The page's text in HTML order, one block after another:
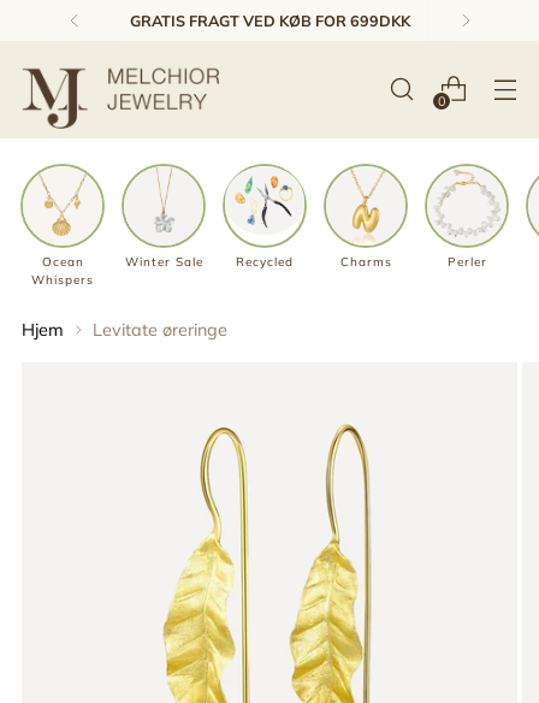
1-3 DAGES LEVERING & GRATIS RETUR*
0
Ocean
Whispers
Winter Sale Recycled Charms Perler
Hjem Levitate øreringe